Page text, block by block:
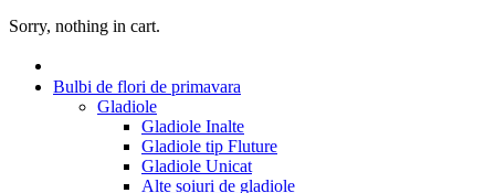
Sorry, nothing in cart.
Bulbi de flori de primavara
Gladiole
Gladiole Inalte
Gladiole tip Fluture
Gladiole Unicat
Alte soiuri de gladiole